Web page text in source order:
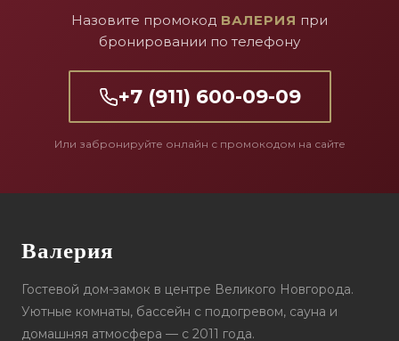
Назовите промокод ВАЛЕРИЯ при
бронировании по телефону
+7 (911) 600-09-09
Или забронируйте онлайн с промокодом на сайте
Валерия
Гостевой дом-замок в центре Великого Новгорода.
Уютные комнаты, бассейн с подогревом, сауна и
домашняя атмосфера — с 2011 года.